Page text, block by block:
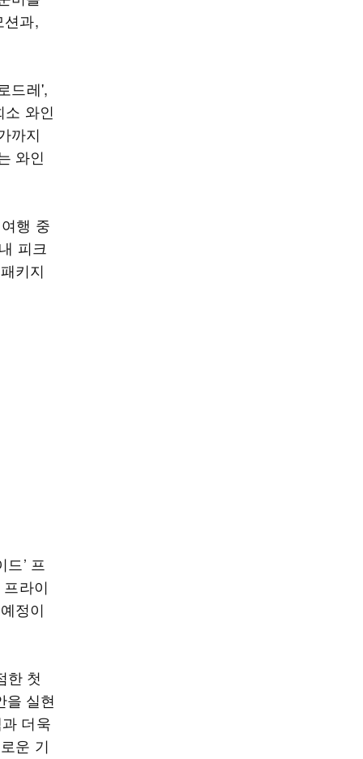
션과,
드레',
와인
까지
와인
행 중
피크
키지
’ 프
라이
정이
한 첫
을 실현
더욱
운 기